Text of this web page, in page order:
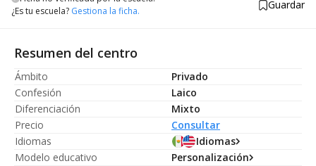
¿Es tu escuela? Gestiona la ficha. Guardar
Resumen del centro
Ámbito
Privado
Confesión
Laico
Diferenciación
Mixto
Precio
Consultar
Idiomas
Idiomas
Modelo educativo
Personalización